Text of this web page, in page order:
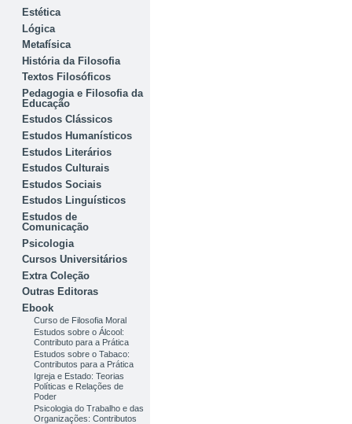
Estética
Lógica
Metafísica
História da Filosofia
Textos Filosóficos
Pedagogia e Filosofia da
Educação
Estudos Clássicos
Estudos Humanísticos
Estudos Literários
Estudos Culturais
Estudos Sociais
Estudos Linguísticos
Estudos de
Comunicação
Psicologia
Cursos Universitários
Extra Coleção
Outras Editoras
Ebook
Curso de Filosofia Moral
Estudos sobre o Álcool:
Contributo para a Prática
Estudos sobre o Tabaco:
Contributos para a Prática
Igreja e Estado: Teorias
Políticas e Relações de
Poder
Psicologia do Trabalho e das
Organizações: Contributos